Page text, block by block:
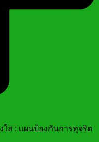
ส : แผนป้องกันการทุจริต